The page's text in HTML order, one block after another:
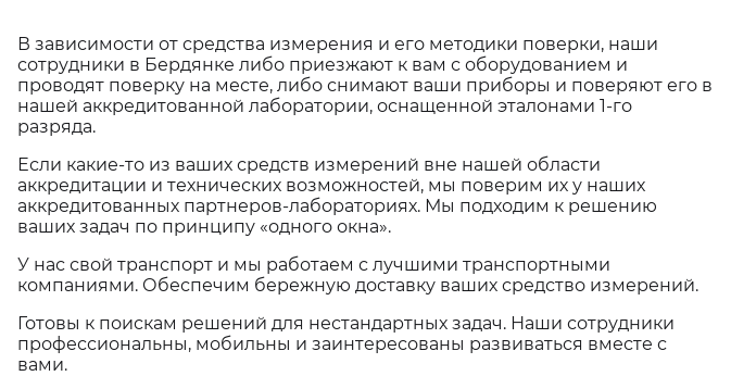
В зависимости от средства измерения и его методики поверки, наши
сотрудники в Бердянке либо приезжают к вам с оборудованием и
проводят поверку на месте, либо снимают ваши приборы и поверяют его в
нашей аккредитованной лаборатории, оснащенной эталонами 1-го
разряда.
Если какие-то из ваших средств измерений вне нашей области
аккредитации и технических возможностей, мы поверим их у наших
аккредитованных партнеров-лабораториях. Мы подходим к решению
ваших задач по принципу «одного окна».
У нас свой транспорт и мы работаем с лучшими транспортными
компаниями. Обеспечим бережную доставку ваших средство измерений.
Готовы к поискам решений для нестандартных задач. Наши сотрудники
профессиональны, мобильны и заинтересованы развиваться вместе с
вами.